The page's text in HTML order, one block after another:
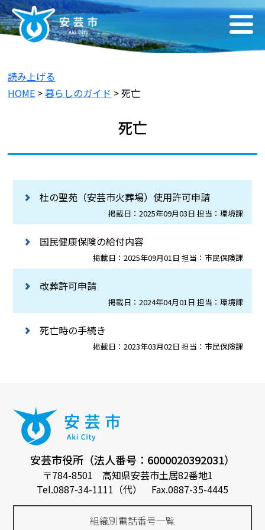
読み上げる
HOME >暮らしのガイド > 死亡
死亡
杜の聖苑（安芸市火葬場）使用許可申請
掲載日：2025年09月03日 担当：環境課
国民健康保険の給付内容
掲載日：2025年09月01日 担当：市民保険課
改葬許可申請
掲載日：2024年04月01日 担当：環境課
死亡時の手続き
掲載日：2023年03月02日 担当：市民保険課
安芸市役所（法人番号：6000020392031）
〒784-8501 高知県安芸市土居82番地1
Tel.0887-34-1111（代） Fax.0887-35-4445
組織別電話番号一覧